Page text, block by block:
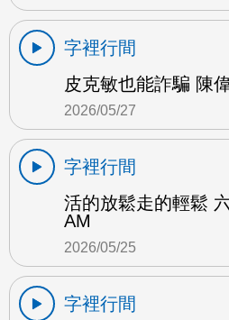
字裡行間
皮克敏也能詐騙 陳
2026/05/27
字裡行間
活的放鬆走的輕鬆
AM
2026/05/25
字裡行間